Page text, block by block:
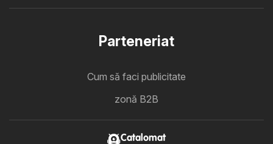
Parteneriat
Cum să faci publicitate
zonă B2B
Catalomat